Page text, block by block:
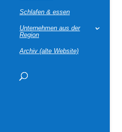
Schlafen & essen
Unternehmen aus der
Region
Archiv (alte Website)